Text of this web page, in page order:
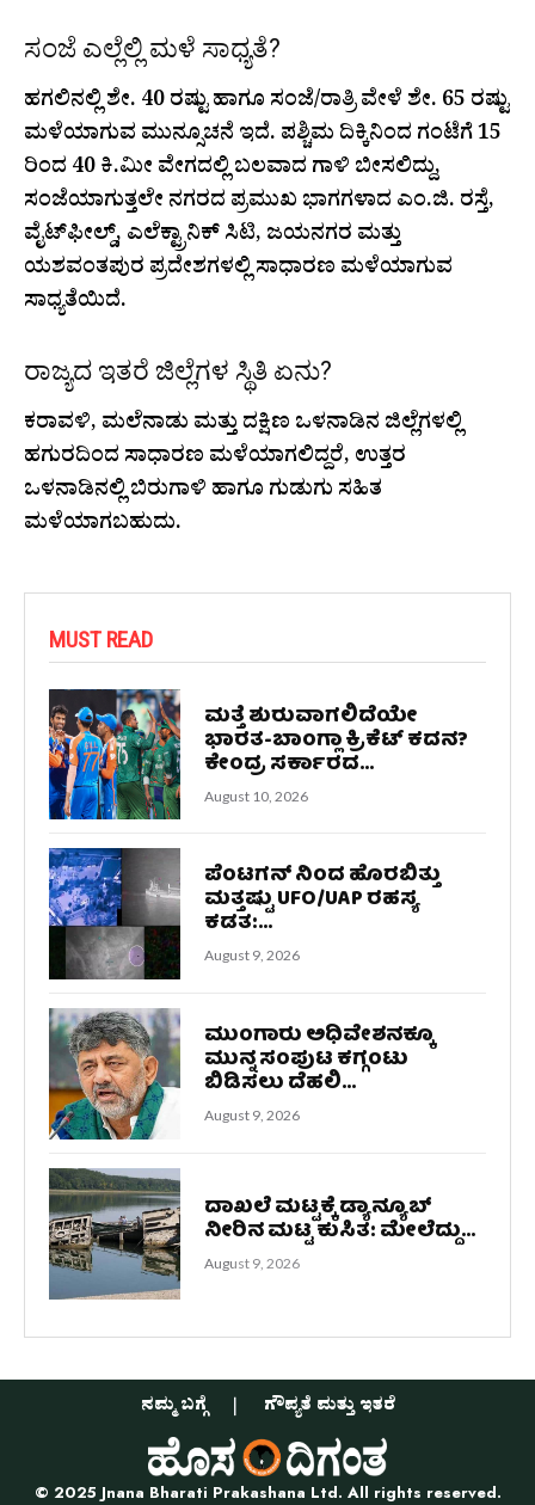
ಸಂಜೆ ಎಲ್ಲೆಲ್ಲಿ ಮಳೆ ಸಾಧ್ಯತೆ?
ಹಗಲಿನಲ್ಲಿ ಶೇ. 40 ರಷ್ಟು ಹಾಗೂ ಸಂಜೆ/ರಾತ್ರಿ ವೇಳೆ ಶೇ. 65 ರಷ್ಟು
ಮಳೆಯಾಗುವ ಮುನ್ಸೂಚನೆ ಇದೆ. ಪಶ್ಚಿಮ ದಿಕ್ಕಿನಿಂದ ಗಂಟೆಗೆ 15
ರಿಂದ 40 ಕಿ.ಮೀ ವೇಗದಲ್ಲಿ ಬಲವಾದ ಗಾಳಿ ಬೀಸಲಿದ್ದು,
ಸಂಜೆಯಾಗುತ್ತಲೇ ನಗರದ ಪ್ರಮುಖ ಭಾಗಗಳಾದ ಎಂ.ಜಿ. ರಸ್ತೆ,
ವೈಟ್‌ಫೀಲ್ಡ್, ಎಲೆಕ್ಟ್ರಾನಿಕ್ ಸಿಟಿ, ಜಯನಗರ ಮತ್ತು
ಯಶವಂತಪುರ ಪ್ರದೇಶಗಳಲ್ಲಿ ಸಾಧಾರಣ ಮಳೆಯಾಗುವ
ಸಾಧ್ಯತೆಯಿದೆ.
ರಾಜ್ಯದ ಇತರೆ ಜಿಲ್ಲೆಗಳ ಸ್ಥಿತಿ ಏನು?
ಕರಾವಳಿ, ಮಲೆನಾಡು ಮತ್ತು ದಕ್ಷಿಣ ಒಳನಾಡಿನ ಜಿಲ್ಲೆಗಳಲ್ಲಿ
ಹಗುರದಿಂದ ಸಾಧಾರಣ ಮಳೆಯಾಗಲಿದ್ದರೆ, ಉತ್ತರ
ಒಳನಾಡಿನಲ್ಲಿ ಬಿರುಗಾಳಿ ಹಾಗೂ ಗುಡುಗು ಸಹಿತ
ಮಳೆಯಾಗಬಹುದು.
MUST READ
ಮತ್ತೆ ಶುರುವಾಗಲಿದೆಯೇ
ಭಾರತ-ಬಾಂಗ್ಲಾ ಕ್ರಿಕೆಟ್ ಕದನ?
ಕೇಂದ್ರ ಸರ್ಕಾರದ...
August 10, 2026
ಪೆಂಟಗನ್‌ ನಿಂದ ಹೊರಬಿತ್ತು
ಮತ್ತಷ್ಟು UFO/UAP ರಹಸ್ಯ
ಕಡತ:...
August 9, 2026
ಮುಂಗಾರು ಅಧಿವೇಶನಕ್ಕೂ
ಮುನ್ನ ಸಂಪುಟ ಕಗ್ಗಂಟು
ಬಿಡಿಸಲು ದೆಹಲಿ...
August 9, 2026
ದಾಖಲೆ ಮಟ್ಟಕ್ಕೆ ಡ್ಯಾನ್ಯೂಬ್
ನೀರಿನ ಮಟ್ಟ ಕುಸಿತ: ಮೇಲೆದ್ದು...
August 9, 2026
ನಮ್ಮ ಬಗ್ಗೆ ಗೌಪ್ಯತೆ ಮತ್ತು ಇತರೆ
© 2025 Jnana Bharati Prakashana Ltd. All rights reserved.